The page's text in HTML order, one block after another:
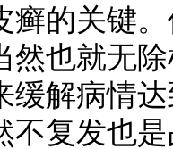
癣的关键
然也就无
缓解病情
不复发也